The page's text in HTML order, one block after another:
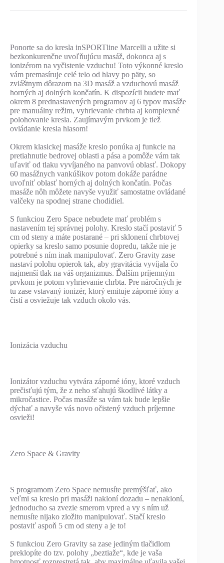
Ponorte sa do kresla inSPORTline Marcelli a užite si
bezkonkurenčne uvoľňujúcu masáž, dokonca aj s
ionizérom na vyčistenie vzduchu! Toto výkonné kreslo
vám premasíruje celé telo od hlavy po päty, so
zvláštnym dôrazom na 3D masáž a vzduchovú masáž
horných aj dolných končatín. K dispozícii budete mať
okrem 8 prednastavených programov aj 6 typov masáže
pre manuálny režim, vyhrievanie chrbta aj komplexné
polohovanie kresla. Zaujímavým prvkom je tiež
ovládanie kresla hlasom!
Okrem klasickej masáže kreslo ponúka aj funkcie na
pretiahnutie bedrovej oblasti a pása a pomôže vám tak
uľaviť od tlaku vyvíjaného na panvovú oblasť. Dokopy
60 masážnych vankúšikov potom dokáže parádne
uvoľniť oblasť horných aj dolných končatín. Počas
masáže nôh môžete navyše využiť samostatne ovládané
valčeky na spodnej strane chodidiel.
S funkciou Zero Space nebudete mať problém s
nastavením tej správnej polohy. Kreslo stačí postaviť 5
cm od steny a máte postarané – pri sklonení chrbtovej
opierky sa kreslo samo posunie dopredu, takže nie je
potrebné s ním inak manipulovať. Zero Gravity zase
nastaví polohu opierok tak, aby gravitácia vyvíjala čo
najmenší tlak na váš organizmus. Ďalším príjemným
prvkom je potom vyhrievanie chrbta. Pre náročných je
tu zase vstavaný ionizér, ktorý emituje záporné ióny a
čistí a osviežuje tak vzduch okolo vás.
Ionizácia vzduchu
Ionizátor vzduchu vytvára záporné ióny, ktoré vzduch
prečisťujú tým, že z neho sťahujú škodlivé látky a
mikročastice. Počas masáže sa vám tak bude lepšie
dýchať a navyše vás novo očistený vzduch príjemne
osvieži!
Zero Space & Gravity
S programom Zero Space nemusíte premýšľať, ako
veľmi sa kreslo pri masáži nakloní dozadu – nenakloní,
jednoducho sa zvezie smerom vpred a vy s ním už
nemusíte nijako zložito manipulovať. Stačí kreslo
postaviť aspoň 5 cm od steny a je to!
S funkciou Zero Gravity sa zase jediným tlačidlom
preklopíte do tzv. polohy „beztiaže“, kde je vaša